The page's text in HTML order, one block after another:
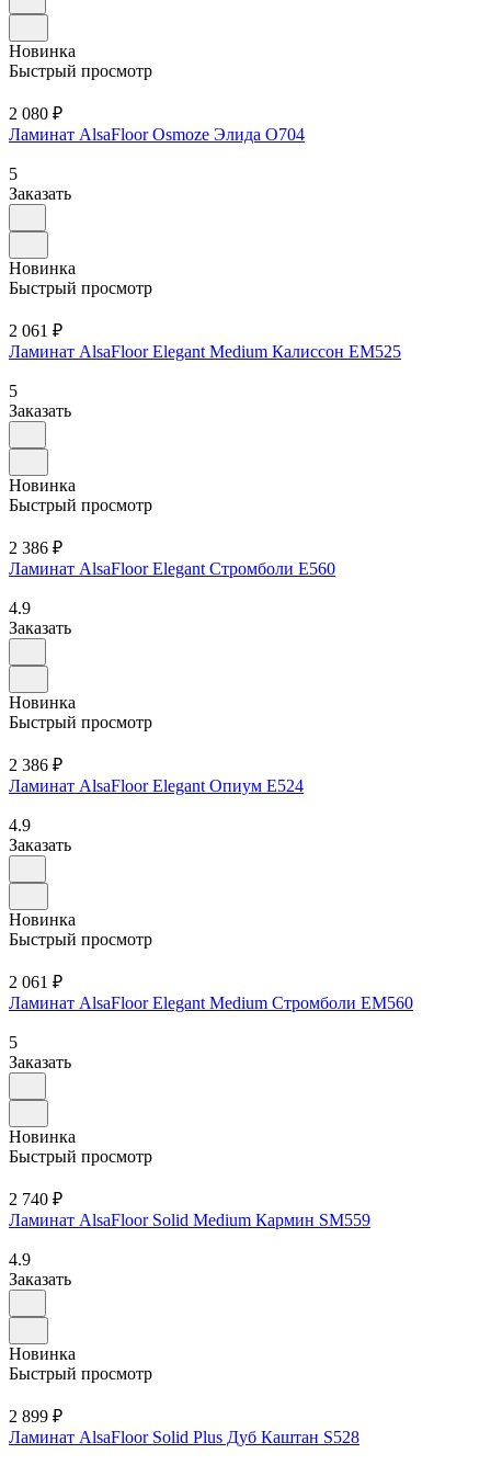
Новинка
Быстрый просмотр
2 080 ₽
Ламинат AlsaFloor Osmoze Элида О704
5
Заказать
Новинка
Быстрый просмотр
2 061 ₽
Ламинат AlsaFloor Elegant Medium Калиссон ЕМ525
5
Заказать
Новинка
Быстрый просмотр
2 386 ₽
Ламинат AlsaFloor Elegant Стромболи Е560
4.9
Заказать
Новинка
Быстрый просмотр
2 386 ₽
Ламинат AlsaFloor Elegant Опиум Е524
4.9
Заказать
Новинка
Быстрый просмотр
2 061 ₽
Ламинат AlsaFloor Elegant Medium Стромболи ЕМ560
5
Заказать
Новинка
Быстрый просмотр
2 740 ₽
Ламинат AlsaFloor Solid Medium Кармин SM559
4.9
Заказать
Новинка
Быстрый просмотр
2 899 ₽
Ламинат AlsaFloor Solid Plus Дуб Каштан S528